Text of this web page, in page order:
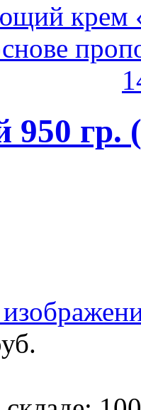
крем
гр.